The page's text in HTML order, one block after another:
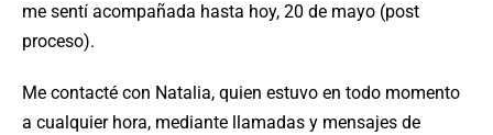
me sentí acompañada hasta hoy, 20 de mayo (post
proceso).
Me contacté con Natalia, quien estuvo en todo momento
a cualquier hora, mediante llamadas y mensajes de